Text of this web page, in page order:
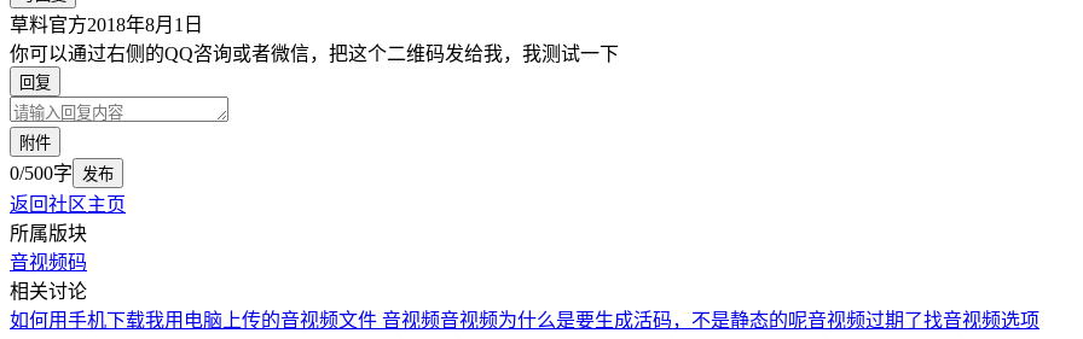
草料官方2018年8月1日
你可以通过右侧的QQ咨询或者微信，把这个二维码发给我，我测试一下
回复
附件
0/500字 发布
返回社区主页
所属版块
音视频码
相关讨论
如何用手机下载我用电脑上传的音视频文件 音视频音视频为什么是要生成活码，不是静态的呢音视频过期了找音视频选项